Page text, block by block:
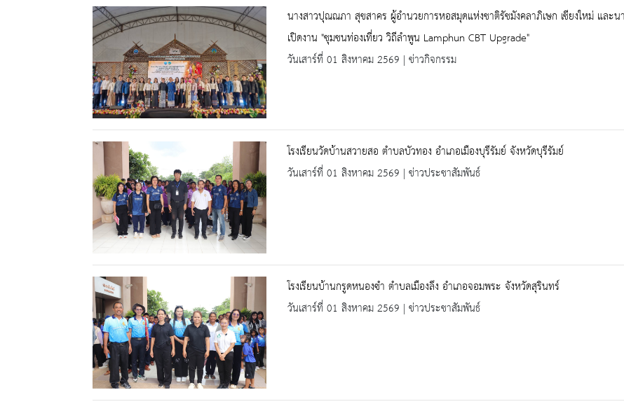
นางสาวปุณณภา สุขสาคร ผู้อำนวยการหอสมุดแห่งชาติรัชมังคลาภิเษก เชียงใหม่ และ
เปิดงาน "ชุมชนท่องเที่ยว วิถีลำพูน Lamphun CBT Upgrade"
วันเสาร์ที่ 01 สิงหาคม 2569 | ข่าวกิจกรรม
โรงเรียนวัดบ้านสวายสอ ตำบลบัวทอง อำเภอเมืองบุรีรัมย์ จังหวัดบุรีรัมย์
วันเสาร์ที่ 01 สิงหาคม 2569 | ข่าวประชาสัมพันธ์
โรงเรียนบ้านกรูดหนองซำ ตำบลเมืองลึง อำเภอจอมพระ จังหวัดสุรินทร์
วันเสาร์ที่ 01 สิงหาคม 2569 | ข่าวประชาสัมพันธ์